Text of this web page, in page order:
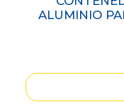
ALUMINIO